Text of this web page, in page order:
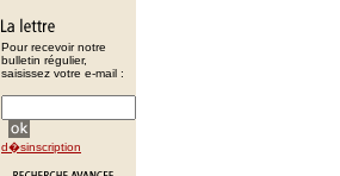
Pour recevoir notre
bulletin régulier,
saisissez votre e-mail :
d�sinscription